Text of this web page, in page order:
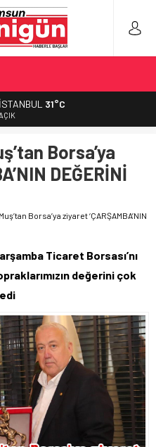
EN BÜYÜK HATALAR
İSTANBUL 31°C
Borsa’ya
DEĞERİNİ
Borsa’ya ziyaret ‘ÇARŞAMBA’NIN
Ticaret Borsası’nı
değerini çok